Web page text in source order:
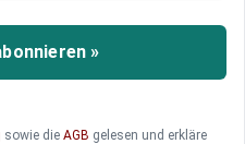
künstlichen
sieht es in der
um seine
»
sowie die AGB gelesen und erkläre